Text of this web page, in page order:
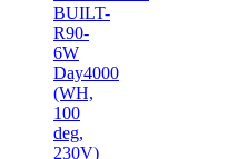
BUILT-
R90-
6W
Day4000
(WH,
100
deg,
230V)